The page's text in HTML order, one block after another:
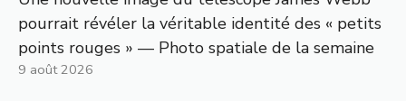
pourrait révéler la véritable identité des « petits
points rouges » — Photo spatiale de la semaine
9 août 2026